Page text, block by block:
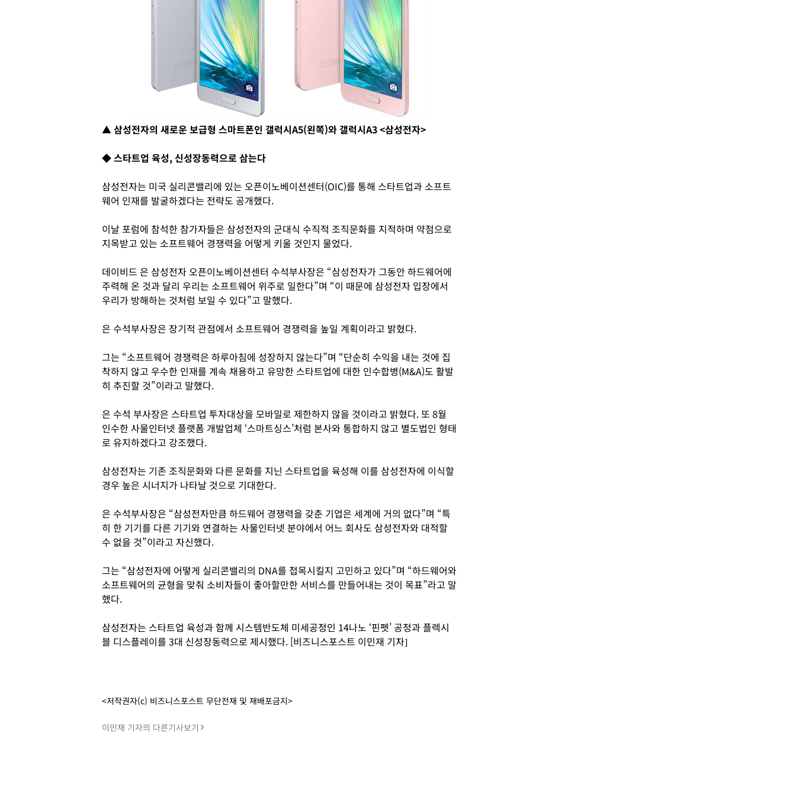
▲ 삼성전자의 새로운 보급형 스마트폰인 갤럭시A5(왼쪽)와 갤럭시A3 <삼성전자>
◆ 스타트업 육성, 신성장동력으로 삼는다
삼성전자는 미국 실리콘밸리에 있는 오픈이노베이션센터(OIC)를 통해 스타트업과 소프트
웨어 인재를 발굴하겠다는 전략도 공개했다.
이날 포럼에 참석한 참가자들은 삼성전자의 군대식 수직적 조직문화를 지적하며 약점으로
지목받고 있는 소프트웨어 경쟁력을 어떻게 키울 것인지 물었다.
데이비드 은 삼성전자 오픈이노베이션센터 수석부사장은 “삼성전자가 그동안 하드웨어에
주력해 온 것과 달리 우리는 소프트웨어 위주로 일한다”며 “이 때문에 삼성전자 입장에서
우리가 방해하는 것처럼 보일 수 있다”고 말했다.
은 수석부사장은 장기적 관점에서 소프트웨어 경쟁력을 높일 계획이라고 밝혔다.
그는 “소프트웨어 경쟁력은 하루아침에 성장하지 않는다”며 “단순히 수익을 내는 것에 집
착하지 않고 우수한 인재를 계속 채용하고 유망한 스타트업에 대한 인수합병(M&A)도 활발
히 추진할 것”이라고 말했다.
은 수석 부사장은 스타트업 투자대상을 모바일로 제한하지 않을 것이라고 밝혔다. 또 8월
인수한 사물인터넷 플랫폼 개발업체 ‘스마트싱스’처럼 본사와 통합하지 않고 별도법인 형태
로 유지하겠다고 강조했다.
삼성전자는 기존 조직문화와 다른 문화를 지닌 스타트업을 육성해 이를 삼성전자에 이식할
경우 높은 시너지가 나타날 것으로 기대한다.
은 수석부사장은 “삼성전자만큼 하드웨어 경쟁력을 갖춘 기업은 세계에 거의 없다”며 “특
히 한 기기를 다른 기기와 연결하는 사물인터넷 분야에서 어느 회사도 삼성전자와 대적할
수 없을 것”이라고 자신했다.
그는 “삼성전자에 어떻게 실리콘밸리의 DNA를 접목시킬지 고민하고 있다”며 “하드웨어와
소프트웨어의 균형을 맞춰 소비자들이 좋아할만한 서비스를 만들어내는 것이 목표”라고 말
했다.
삼성전자는 스타트업 육성과 함께 시스템반도체 미세공정인 14나노 ‘핀펫’ 공정과 플렉시
블 디스플레이를 3대 신성장동력으로 제시했다. [비즈니스포스트 이민재 기자]
<저작권자(c) 비즈니스포스트 무단전재 및 재배포금지>
이민재 기자의 다른기사보기